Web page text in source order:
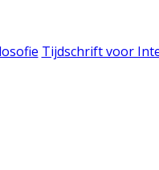
Tijdschrift voor